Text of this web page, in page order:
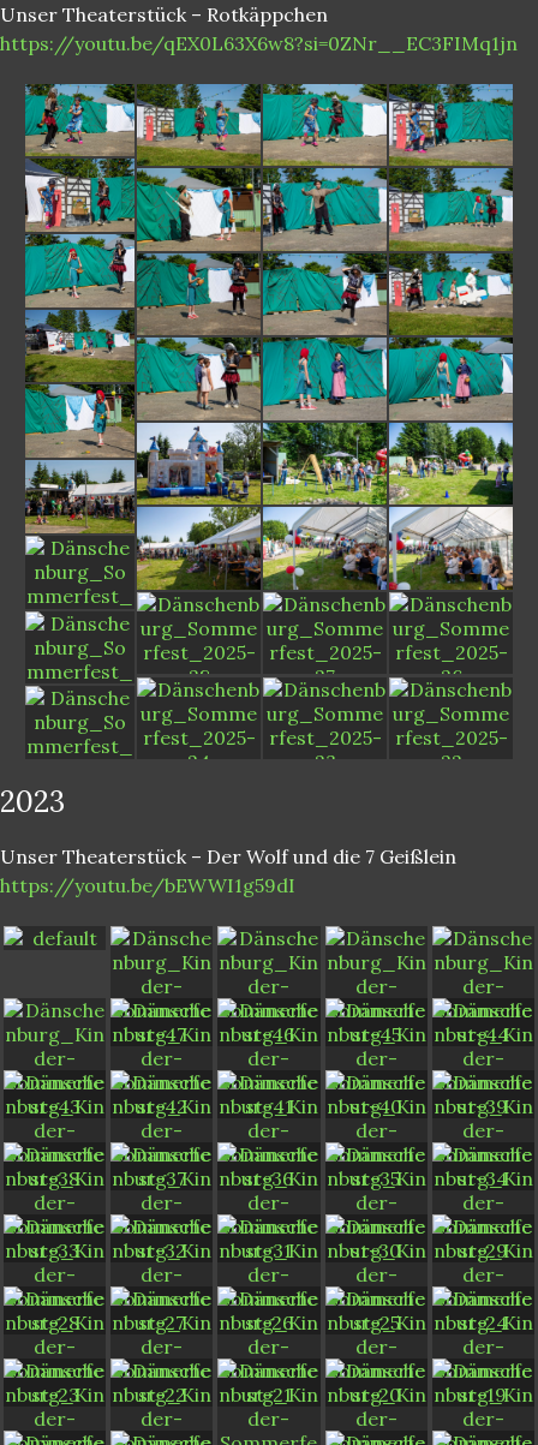
Unser Theaterstück – Rotkäppchen
https://youtu.be/qEX0L63X6w8?si=0ZNr__EC3FIMq1jn
2023
Unser Theaterstück – Der Wolf und die 7 Geißlein
https://youtu.be/bEWWI1g59dI